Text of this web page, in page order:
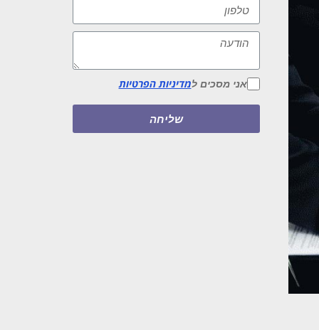
אני מסכים למדיניות הפרטיות
שליחה